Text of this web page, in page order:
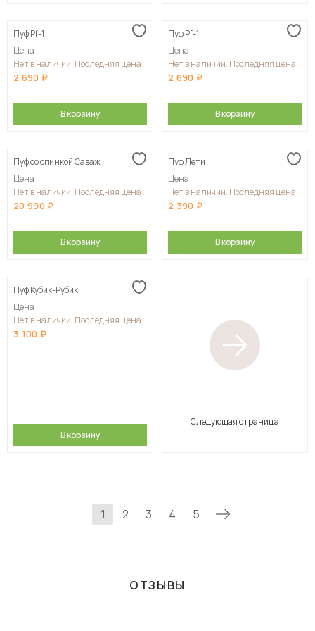
Пуф Pf-1
Цена
Нет в наличии. Последняя цена
2 690
В корзину
Пуф Pf-1
Цена
Нет в наличии. Последняя цена
2 690
В корзину
Пуф со спинкой Саваж
Цена
Нет в наличии. Последняя цена
20 990
В корзину
Пуф Лети
Цена
Нет в наличии. Последняя цена
2 390
В корзину
Пуф Кубик-Рубик
Цена
Нет в наличии. Последняя цена
3 100
В корзину
Следующая страница
1 2 3 4 5
ОТЗЫВЫ